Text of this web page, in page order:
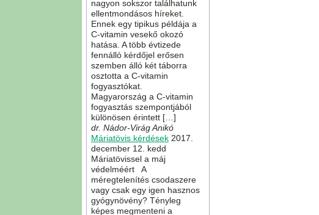
nagyon sokszor találhatunk
ellentmondásos híreket.
Ennek egy tipikus példája a
C-vitamin vesekő okozó
hatása. A több évtizede
fennálló kérdőjel erősen
szemben álló két táborra
osztotta a C-vitamin
fogyasztókat.
Magyarország a C-vitamin
fogyasztás szempontjából
különösen érintett […]
dr. Nádor-Virág Anikó
Máriatövis kérdések 2017.
december 12. kedd
Máriatövissel a máj
védelméért A
méregtelenítés csodaszere
vagy csak egy igen hasznos
gyógynövény? Tényleg
képes megmenteni a